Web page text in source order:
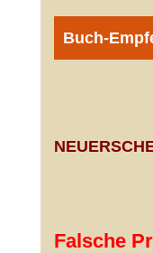
Buch-
Falsche